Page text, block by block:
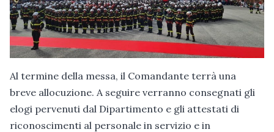
Al termine della messa, il Comandante terrà una
breve allocuzione. A seguire verranno consegnati gli
elogi pervenuti dal Dipartimento e gli attestati di
riconoscimenti al personale in servizio e in